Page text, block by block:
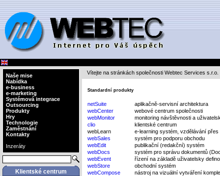
Naše mise
Nabídka
e-business
e-marketing
Systémová integrace
Outsourcing
Produkty
Hry
Technologie
Zaměstnání
Kontakty
Inzeráty
Klientské centrum
Vítejte na stránkách společnosti Webtec Services s.r.o.
Standardní produkty
netSuite
aplikačně-servisní architektura
webCenter
webové centrum společnosti
webMonitor
monitoring návštěvnosti a
clio
klientské centrum
webLearn
e-learning systém, vzdělávání přes
webSales
systém pro podporu obchodu
webEdit
publikační (redakční) systém
webDocs
systém pro správu dokumentů
webEvent
řízení na základě uživatelsky
webStore
obchodní systém
webCompose
nástroj na vizuální vytváření